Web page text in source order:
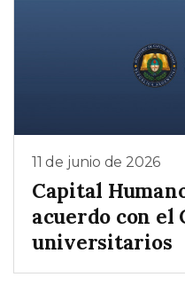
11 de junio de 2026
Capital
acuerdo con el
universitarios